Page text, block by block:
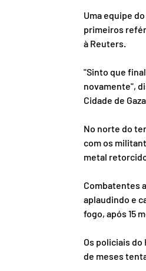
Uma equipe
primeiros
à Reuters.
"Sinto que
novamente",
Cidade de
No norte do
com os
metal
Combatentes
aplaudindo e
fogo, após 15
Os policiais
de meses